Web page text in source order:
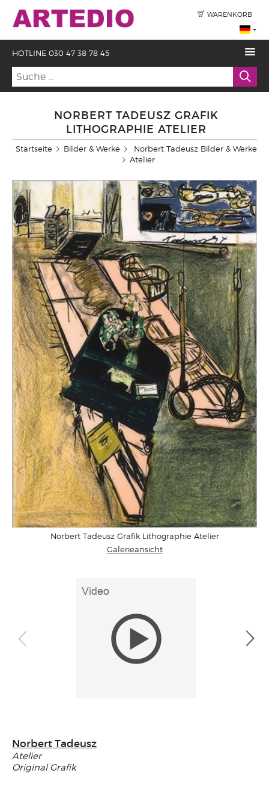
WARENKORB
HOTLINE 030 47 38 78 45
NORBERT TADEUSZ GRAFIK
LITHOGRAPHIE ATELIER
Startseite Bilder & Werke
Norbert Tadeusz Bilder & Werke
Atelier
Norbert Tadeusz Grafik Lithographie Atelier
Galerieansicht
Norbert Tadeusz
Atelier
Original Grafik